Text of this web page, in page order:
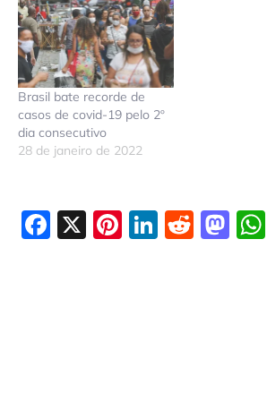
Brasil bate recorde de
casos de covid-19 pelo 2º
dia consecutivo
28 de janeiro de 2022
Facebook
X Pinterest
LinkedIn